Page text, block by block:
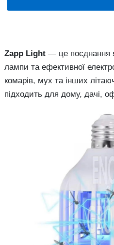
Zapp Light — це поєднання
лампи та ефективної
комарів, мух та інших
підходить для дому, дачі,